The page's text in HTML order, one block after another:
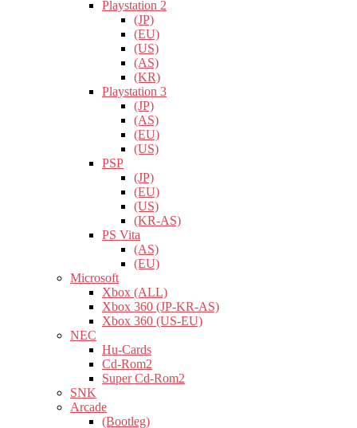
Playstation 2
(JP)
(EU)
(US)
(AS)
(KR)
Playstation 3
(JP)
(AS)
(EU)
(US)
PSP
(JP)
(EU)
(US)
(KR-AS)
PS Vita
(AS)
(EU)
Microsoft
Xbox (ALL)
Xbox 360 (JP-KR-AS)
Xbox 360 (US-EU)
NEC
Hu-Cards
Cd-Rom2
Super Cd-Rom2
SNK
Arcade
(Bootleg)